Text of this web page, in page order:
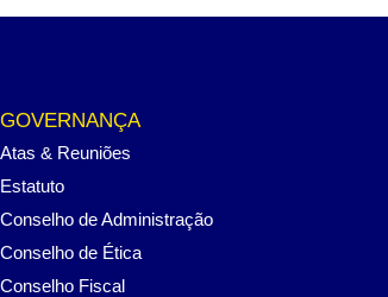
GOVERNANÇA
Atas & Reuniões
Estatuto
Conselho de Administração
Conselho de Ética
Conselho Fiscal